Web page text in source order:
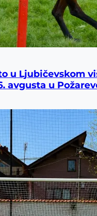
u Ljubičevskom
avgusta u